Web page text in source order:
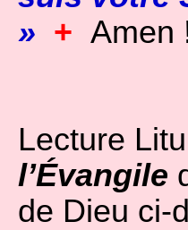
» + Amen
Lecture
l’Évangile
de Dieu ci-